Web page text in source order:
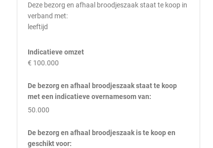
Deze bezorg en afhaal broodjeszaak staat te koop in
verband met:
leeftijd
Indicatieve omzet
€ 100.000
De bezorg en afhaal broodjeszaak staat te koop
met een indicatieve overnamesom van:
50.000
De bezorg en afhaal broodjeszaak is te koop en
geschikt voor: